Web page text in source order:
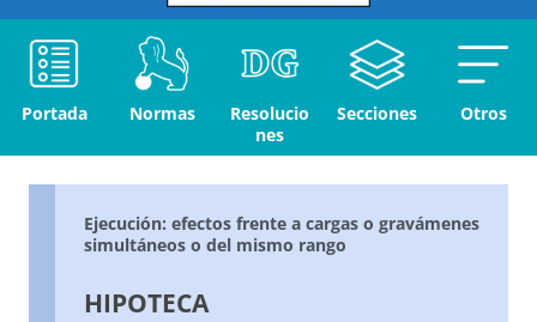
Portada Normas
Resolucio
nes
Secciones Otros
Ejecución: efectos frente a cargas o gravámenes
simultáneos o del mismo rango
HIPOTECA